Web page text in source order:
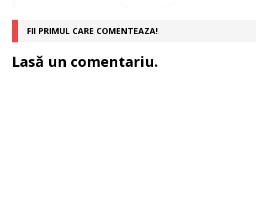
FII PRIMUL CARE COMENTEAZA!
Lasă un comentariu.